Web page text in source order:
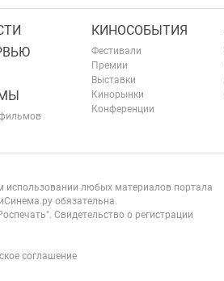
КИНОСОБЫТИЯ
Фестивали
Премии
Выставки
Кинорынки
Конференции
использовании любых материалов портала
обязательна.
Свидетельство о регистрации
соглашение